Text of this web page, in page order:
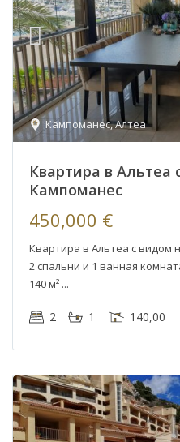
Кампоманес,Алтеа
Квартира в Альтеа
Кампоманес
450,000 €
Квартира в Альтеа с видом
2 спальни и 1 ванная
140 м²
2 1 140,00